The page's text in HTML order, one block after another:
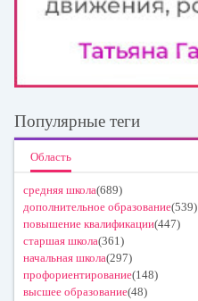
Популярные теги
Область
средняя школа(689)
дополнительное образование(539)
повышение квалификации(447)
старшая школа(361)
начальная школа(297)
профориентирование(148)
высшее образование(48)